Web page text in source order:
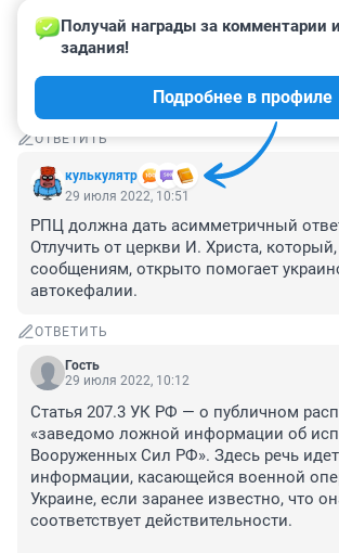
ОТВЕТИТЬ
Гость
я так понимаю, что новостей с полей
ОТВЕТИТЬ
кулькулятр
Получай награды за комментарии
задания!
Подробнее в профиле
29 июля 2022, 10:51
РПЦ должна дать асимметричный
Отлучить от церкви И. Христа,
сообщениям, открыто помогает
автокефалии.
ОТВЕТИТЬ
Гость
29 июля 2022, 10:12
Статья 207.3 УК РФ — о публичном
«заведомо ложной информации об
Вооруженных Сил РФ». Здесь речь
информации, касающейся военной
Украине, если заранее известно, что
соответствует действительности.